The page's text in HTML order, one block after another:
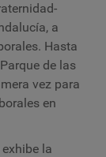
a
Hasta
de las
vez para
en
la